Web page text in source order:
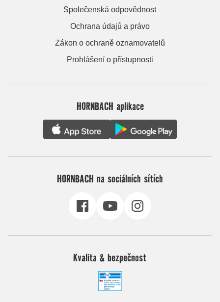
Společenská odpovědnost
Ochrana údajů a právo
Zákon o ochraně oznamovatelů
Prohlášení o přístupnosti
HORNBACH aplikace
HORNBACH na sociálních sítích
Kvalita & bezpečnost